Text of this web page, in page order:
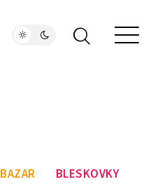
BAZAR BLESKOVKY